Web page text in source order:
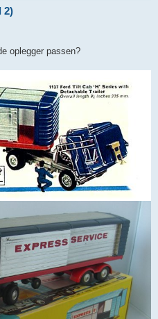
2)
oplegger passen?